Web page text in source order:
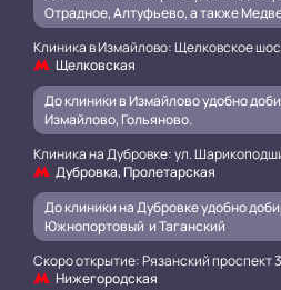
Отрадное, Алтуфьево, а также
Клиника в Измайлово: Щелковское
Щелковская
До клиники в Измайлово удобно
Измайлово, Гольяново.
Клиника на Дубровке: ул.
Дубровка, Пролетарская
До клиники на Дубровке удобно
Южнопортовый и Таганский.
Скоро открытие: Рязанский проспект
Нижегородская